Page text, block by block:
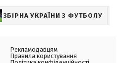
ЗБІРНА УКРАЇНИ З ФУТБОЛУ
Рекламодавцям
Правила користування